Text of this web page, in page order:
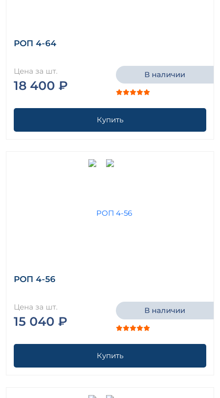
РОП 4-64
Цена за шт.
18 400 ₽
В наличии
Купить
РОП 4-56
Цена за шт.
15 040 ₽
В наличии
Купить